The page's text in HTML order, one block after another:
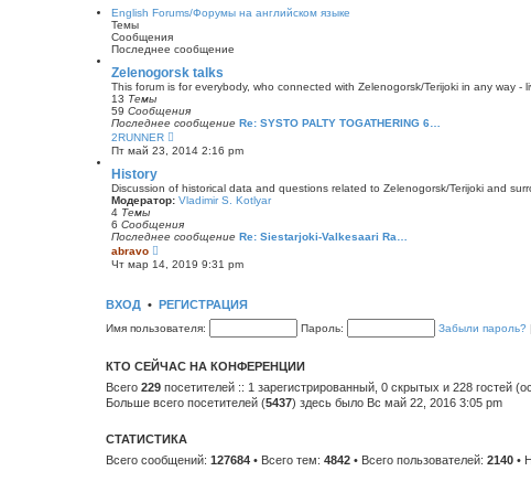
е
ю
н
м
у
о
о
щ
е
н
и
ю
й
и
к
о
с
е
д
н
е
с
о
б
щ
н
и
English Forums/Форумы на английском языке
Темы
Сообщения
Последнее сообщение
Zelenogorsk talks
This forum is for everybody, who connected with Zelenogorsk/Terijoki in any way -
13 Темы
59 Сообщения
Последнее сообщение Re: SYSTO PALTY TOGATHERING 6…
2RUNNER
е
р
й
т
и
п
о
л
н
м
о
б
щ
и
Пт май 23, 2014 2:16 pm
History
Discussion of historical data and questions related to Zelenogorsk/Terijoki and
Модератор: Vladimir S. Kotlyar
4 Темы
6 Сообщения
Последнее сообщение Re: Siestarjoki-Valkesaari Ra…
abravo
е
р
т
к
с
л
е
д
м
с
Чт мар 14, 2019 9:31 pm
ВХОД • РЕГИСТРАЦИЯ
Имя пользователя: Пароль: Забыли пароль?
КТО СЕЙЧАС НА КОНФЕРЕНЦИИ
Всего 229 посетителей :: 1 зарегистрированный, 0 скрытых и 228 гостей
Больше всего посетителей (5437) здесь было Вс май 22, 2016 3:05 pm
СТАТИСТИКА
Всего сообщений: 127684 • Всего тем: 4842 • Всего пользователей: 2140 •